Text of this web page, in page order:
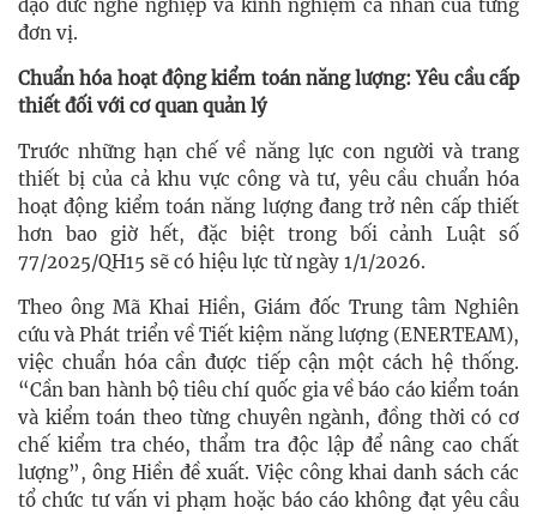
đạo đức nghề nghiệp và kinh nghiệm cá nhân của từng
đơn vị.
Chuẩn hóa hoạt động kiểm toán năng lượng: Yêu cầu cấp
thiết đối với cơ quan quản lý
Trước những hạn chế về năng lực con người và trang
thiết bị của cả khu vực công và tư, yêu cầu chuẩn hóa
hoạt động kiểm toán năng lượng đang trở nên cấp thiết
hơn bao giờ hết, đặc biệt trong bối cảnh Luật số
77/2025/QH15 sẽ có hiệu lực từ ngày 1/1/2026.
Theo ông Mã Khai Hiền, Giám đốc Trung tâm Nghiên
cứu và Phát triển về Tiết kiệm năng lượng (ENERTEAM),
việc chuẩn hóa cần được tiếp cận một cách hệ thống.
“Cần ban hành bộ tiêu chí quốc gia về báo cáo kiểm toán
và kiểm toán theo từng chuyên ngành, đồng thời có cơ
chế kiểm tra chéo, thẩm tra độc lập để nâng cao chất
lượng”, ông Hiền đề xuất. Việc công khai danh sách các
tổ chức tư vấn vi phạm hoặc báo cáo không đạt yêu cầu